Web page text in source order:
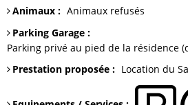
Animaux : Animaux refusés
Parking Garage :
Parking privé au pied de la résidence
Prestation proposée : Location du